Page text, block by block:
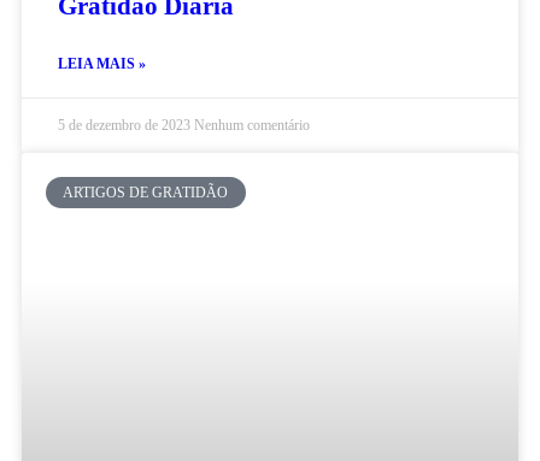
Gratidão Diária
LEIA MAIS »
5 de dezembro de 2023 Nenhum comentário
ARTIGOS DE GRATIDÃO